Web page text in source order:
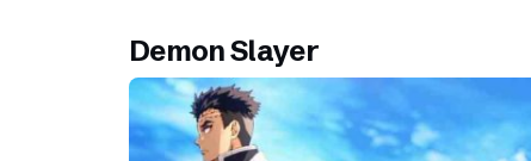
Demon Slayer